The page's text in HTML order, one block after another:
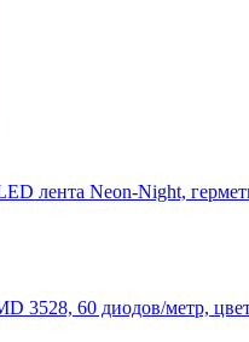
лента Neon-Night,
3528, 60 диодов/метр,